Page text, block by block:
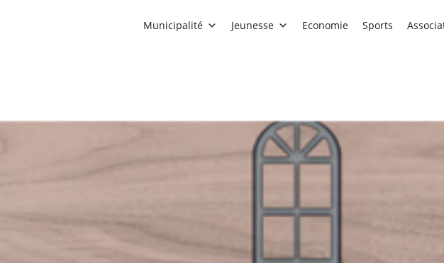
Municipalité Jeunesse Economie Sports